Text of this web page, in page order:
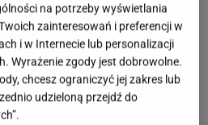
Soyki o ostatnich chwilach
z nim nikogo"
na potrzeby wyświetlania
zainteresowań i preferencji w
i w Internecie lub personalizacji
Wyrażenie zgody jest dobrowolne.
chcesz ograniczyć jej zakres lub
udzieloną przejdź do